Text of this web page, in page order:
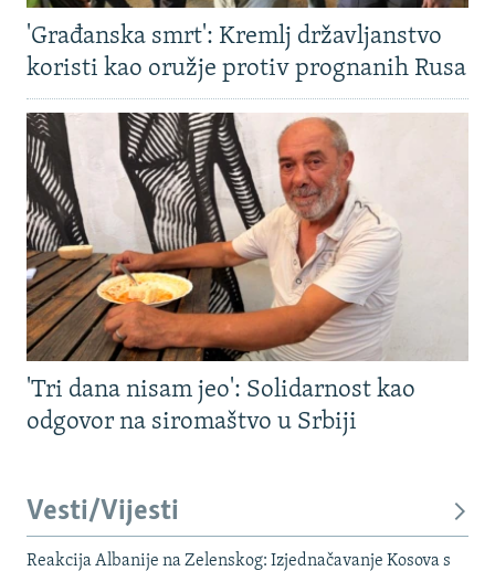
'Građanska smrt': Kremlj državljanstvo
koristi kao oružje protiv prognanih Rusa
'Tri dana nisam jeo': Solidarnost kao
odgovor na siromaštvo u Srbiji
Vesti/Vijesti
Reakcija Albanije na Zelenskog: Izjednačavanje Kosova s ​​